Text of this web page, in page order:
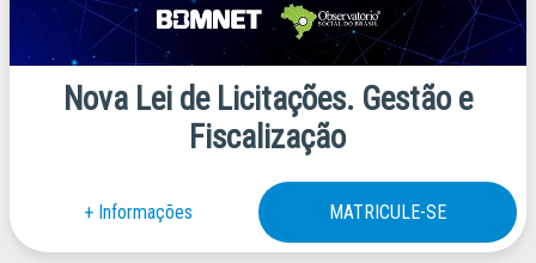
Nova Lei de Licitações. Gestão e
Fiscalização